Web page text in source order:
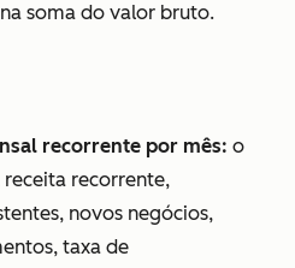
soma do valor bruto.
recorrente por mês: o
recorrente,
novos negócios,
taxa de